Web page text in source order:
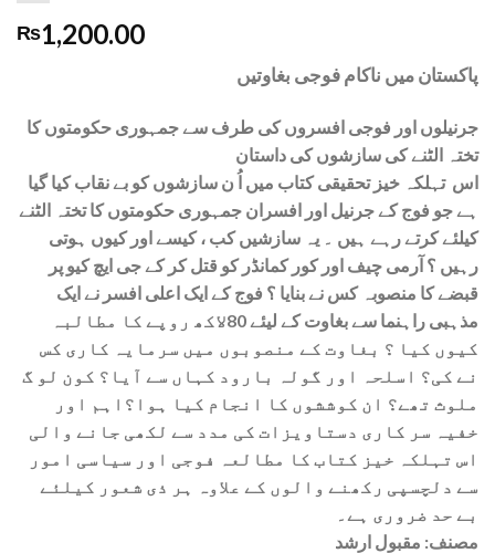
₨1,200.00
پاکستان میں ناکام فوجی بغاوتیں
جرنیلوں اور فوجی افسروں کی طرف سے جمہوری حکومتوں کا
تختہ الٹنے کی سازشوں کی داستان
اس تہلکہ خیز تحقیقی کتاب میں اُ ن سازشوں کو بے نقاب کیا گیا
ہے جو فوج کے جرنیل اور افسران جمہوری حکومتوں کا تختہ الٹنے
کیلئے کرتے رہے ہیں ۔ یہ سازشیں کب ، کیسے اور کیوں ہوتی
رہیں ؟ آرمی چیف اور کور کمانڈر کو قتل کر کے جی ایچ کیو پر
قبضے کا منصوبہ کس نے بنایا ؟ فوج کے ایک اعلی افسر نے ایک
مذہبی راہنما سے بغاوت کے لیئے 80لاکھ روپے کا مطالبہ
کیوں کیا ؟ بغاوت کے منصوبوں میں سرمایہ کاری کس
نے کی؟ اسلحہ اور گولہ بارود کہاں سے آیا؟ کون لو گ
ملوث تھے؟ ان کوششوں کا انجام کیا ہوا؟اہم اور
خفیہ سر کاری دستاویزات کی مدد سے لکھی جانے والی
اس تہلکہ خیز کتاب کا مطالعہ فوجی اور سیاسی امور
سے دلچسپی رکھنے والوں کے علاوہ ہر ذی شعور کیلئے
بے حد ضروری ہے۔
مصنف: مقبول ارشد